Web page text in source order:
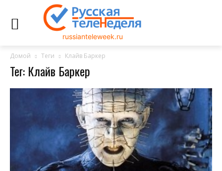
russianteleweek.ru
Домой Теги Клайв Баркер
Тег: Клайв Баркер